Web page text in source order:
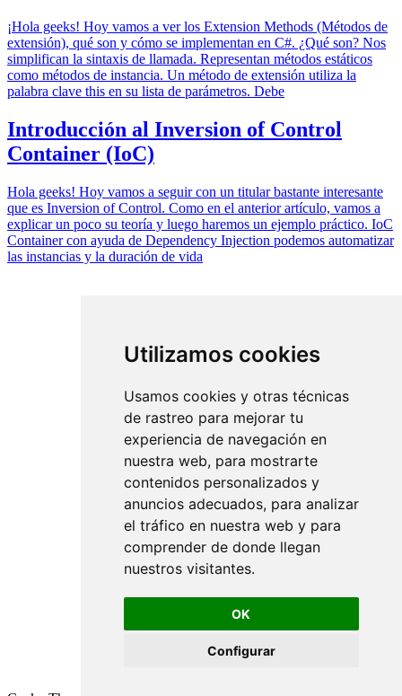
Utilizamos cookies
Usamos cookies y otras técnicas
de rastreo para mejorar tu
experiencia de navegación en
nuestra web, para mostrarte
contenidos personalizados y
anuncios adecuados, para analizar
el tráfico en nuestra web y para
comprender de donde llegan
nuestros visitantes.
OK
Configurar
¡Hola geeks! Hoy vamos a ver los Extension Methods (Métodos de
extensión), qué son y cómo se implementan en C#. ¿Qué son? Nos
simplifican la sintaxis de llamada. Representan métodos estáticos
como métodos de instancia. Un método de extensión utiliza la
palabra clave this en su lista de parámetros. Debe
Introducción al Inversion of Control
Container (IoC)
Hola geeks! Hoy vamos a seguir con un titular bastante interesante
que es Inversion of Control. Como en el anterior artículo, vamos a
explicar un poco su teoría y luego haremos un ejemplo práctico. IoC
Container con ayuda de Dependency Injection podemos automatizar
las instancias y la duración de vida